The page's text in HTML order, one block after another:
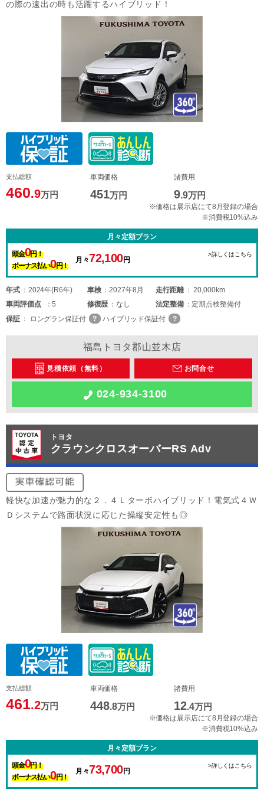
の際の遠出の時も活躍するハイブリッド！
支払総額
460.9万円
車両価格
451万円
諸費用
9.9万円
※価格は展示店にて8月登録の場合
※消費税10%込み
月々定額プラン
頭金0円！
ボーナス払い0円！
月々72,100円
>詳しくはこちら
年式 2024年(R6年) 車検 2027年8月 走行距離
20,000km
車両評価点 5 修復歴 なし 法定整備
定期点検整備付
保証
ロングラン保証付 ハイブリッド保証付
福島トヨタ郡山並木店
見積依頼（無料） お問合せ
024-934-3100
トヨタ
クラウンクロスオーバーRS Adv
軽快な加速が魅力的な２．４Ｌターボハイブリッド！電気式４Ｗ
Ｄシステムで路面状況に応じた操縦安定性も◎
支払総額
461.2万円
車両価格
448.8万円
諸費用
12.4万円
※価格は展示店にて8月登録の場合
※消費税10%込み
月々定額プラン
頭金0円！
ボーナス払い0円！
月々73,700円
>詳しくはこちら